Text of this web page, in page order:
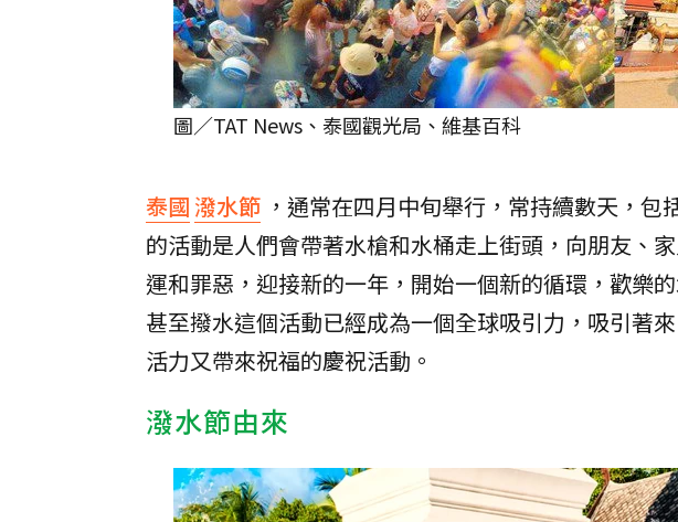
圖／TAT News、泰國觀光局、維基百科
泰國 潑水節 ，通常在四月中旬舉行，常持續數天，
的活動是人們會帶著水槍和水桶走上街頭，向朋友、
運和罪惡，迎接新的一年，開始一個新的循環，歡樂
甚至撥水這個活動已經成為一個全球吸引力，吸引著
活力又帶來祝福的慶祝活動。
潑水節由來